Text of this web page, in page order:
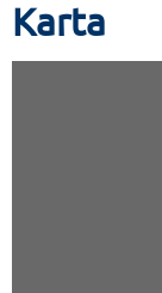
Karta